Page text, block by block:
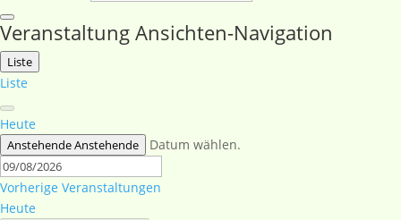
Veranstaltung Ansichten-Navigation
Liste
Liste
Heute
AnstehendeAnstehende Datum wählen.
Vorherige Veranstaltungen
Heute